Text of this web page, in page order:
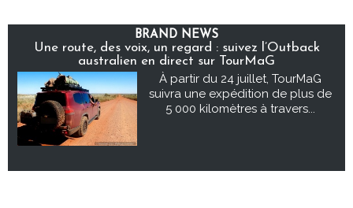
BRAND NEWS
Une route, des voix, un regard : suivez l’Outback
australien en direct sur TourMaG
À partir du 24 juillet, TourMaG
suivra une expédition de plus de
5 000 kilomètres à travers...